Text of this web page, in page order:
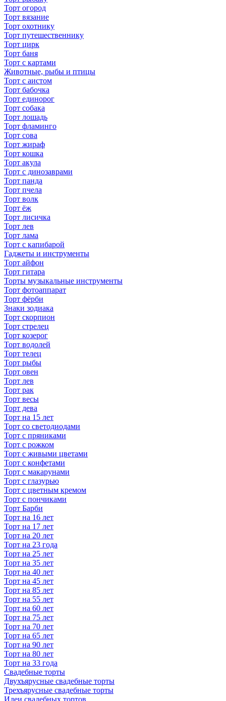
Торт огород
Торт вязание
Торт охотнику
Торт путешественнику
Торт цирк
Торт баня
Торт с картами
Животные, рыбы и птицы
Торт с аистом
Торт бабочка
Торт единорог
Торт собака
Торт лошадь
Торт фламинго
Торт сова
Торт жираф
Торт кошка
Торт акула
Торт с динозаврами
Торт панда
Торт пчела
Торт волк
Торт ёж
Торт лисичка
Торт лев
Торт лама
Торт с капибарой
Гаджеты и инструменты
Торт айфон
Торт гитара
Торты музыкальные инструменты
Торт фотоаппарат
Торт фёрби
Знаки зодиака
Торт скорпион
Торт стрелец
Торт козерог
Торт водолей
Торт телец
Торт рыбы
Торт овен
Торт лев
Торт рак
Торт весы
Торт дева
Торт на 15 лет
Торт со светодиодами
Торт с пряниками
Торт с рожком
Торт с живыми цветами
Торт с конфетами
Торт с макарунами
Торт с глазурью
Торт с цветным кремом
Торт с пончиками
Торт Барби
Торт на 16 лет
Торт на 17 лет
Торт на 20 лет
Торт на 23 года
Торт на 25 лет
Торт на 35 лет
Торт на 40 лет
Торт на 45 лет
Торт на 85 лет
Торт на 55 лет
Торт на 60 лет
Торт на 75 лет
Торт на 70 лет
Торт на 65 лет
Торт на 90 лет
Торт на 80 лет
Торт на 33 года
Свадебные торты
Двухъярусные свадебные торты
Трехъярусные свадебные торты
Идеи свадебных тортов